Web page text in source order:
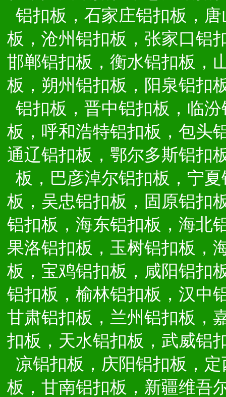
铝扣板，石家庄铝扣板，
板，沧州铝扣板，张家口铝
邯郸铝扣板，衡水铝扣板，
板，朔州铝扣板，阳泉铝扣
铝扣板，晋中铝扣板，临
板，呼和浩特铝扣板，包头
通辽铝扣板，鄂尔多斯铝扣
板，巴彦淖尔铝扣板，宁
板，吴忠铝扣板，固原铝扣
铝扣板，海东铝扣板，海北
果洛铝扣板，玉树铝扣板，
板，宝鸡铝扣板，咸阳铝扣
铝扣板，榆林铝扣板，汉中
甘肃铝扣板，兰州铝扣板，
扣板，天水铝扣板，武威铝
凉铝扣板，庆阳铝扣板，
板，甘南铝扣板，新疆维吾